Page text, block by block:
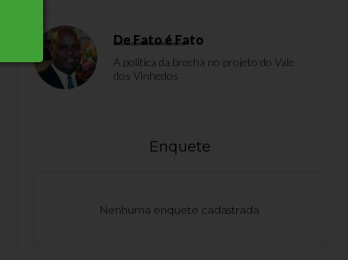
De Fato é Fato
A política da brecha no projeto do Vale
dos Vinhedos
Enquete
Nenhuma enquete cadastrada